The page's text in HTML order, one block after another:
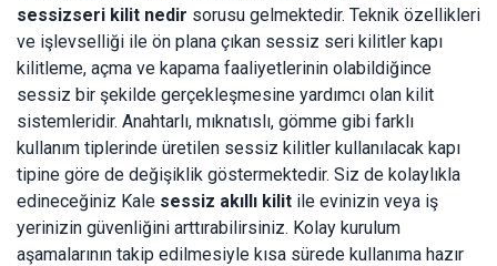
sessizseri kilit nedir sorusu gelmektedir. Teknik özellikleri
ve işlevselliği ile ön plana çıkan sessiz seri kilitler kapı
kilitleme, açma ve kapama faaliyetlerinin olabildiğince
sessiz bir şekilde gerçekleşmesine yardımcı olan kilit
sistemleridir. Anahtarlı, mıknatıslı, gömme gibi farklı
kullanım tiplerinde üretilen sessiz kilitler kullanılacak kapı
tipine göre de değişiklik göstermektedir. Siz de kolaylıkla
edineceğiniz Kale sessiz akıllı kilit ile evinizin veya iş
yerinizin güvenliğini arttırabilirsiniz. Kolay kurulum
aşamalarının takip edilmesiyle kısa sürede kullanıma hazır